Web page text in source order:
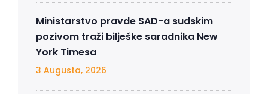
Ministarstvo pravde SAD-a sudskim
pozivom traži bilješke saradnika New
York Timesa
3 Augusta, 2026